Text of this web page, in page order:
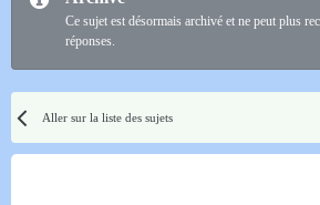
Ce sujet est désormais archivé et ne peut plus
réponses.
Aller sur la liste des sujets